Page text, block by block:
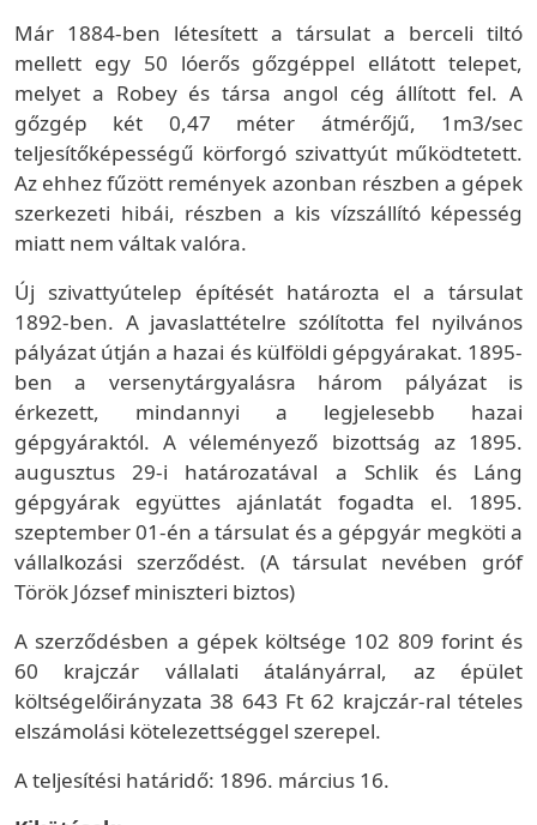
Már 1884-ben létesített a társulat a berceli tiltó
mellett egy 50 lóerős gőzgéppel ellátott telepet,
melyet a Robey és társa angol cég állított fel. A
gőzgép két 0,47 méter átmérőjű, 1m3/sec
teljesítőképességű körforgó szivattyút működtetett.
Az ehhez fűzött remények azonban részben a gépek
szerkezeti hibái, részben a kis vízszállító képesség
miatt nem váltak valóra.
Új szivattyútelep építését határozta el a társulat
1892-ben. A javaslattételre szólította fel nyilvános
pályázat útján a hazai és külföldi gépgyárakat. 1895-
ben a versenytárgyalásra három pályázat is
érkezett, mindannyi a legjelesebb hazai
gépgyáraktól. A véleményező bizottság az 1895.
augusztus 29-i határozatával a Schlik és Láng
gépgyárak együttes ajánlatát fogadta el. 1895.
szeptember 01-én a társulat és a gépgyár megköti a
vállalkozási szerződést. (A társulat nevében gróf
Török József miniszteri biztos)
A szerződésben a gépek költsége 102 809 forint és
60 krajczár vállalati átalányárral, az épület
költségelőirányzata 38 643 Ft 62 krajczár-ral tételes
elszámolási kötelezettséggel szerepel.
A teljesítési határidő: 1896. március 16.